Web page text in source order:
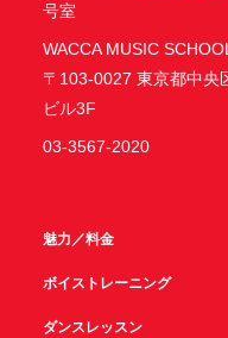
号室
WACCA MUSIC
〒103-0027 東京都中央
ビル3F
03-3567-2020
魅力／料金
ボイストレーニング
ダンスレッスン